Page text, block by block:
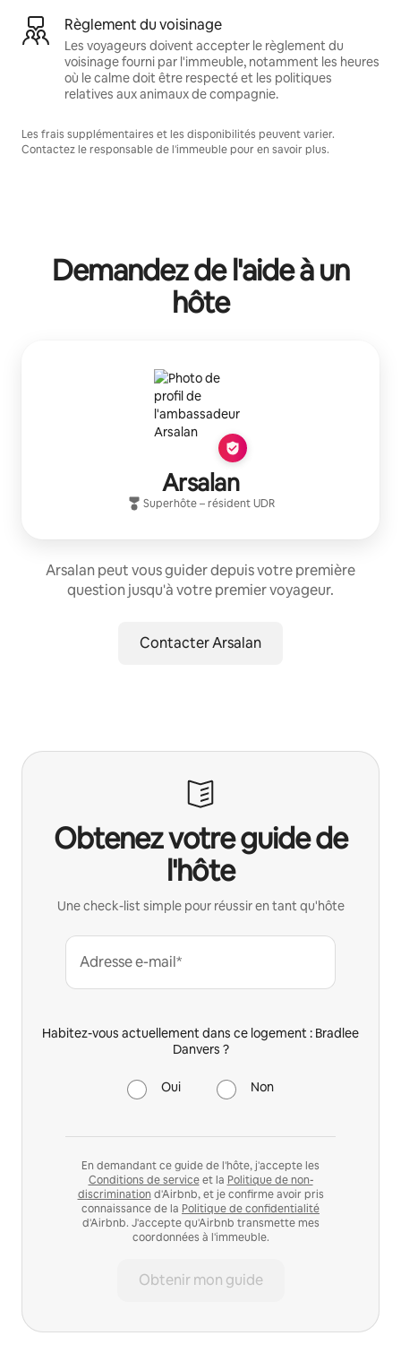
Règlement du voisinage
Les voyageurs doivent accepter le règlement du
voisinage fourni par l'immeuble, notamment les heures
où le calme doit être respecté et les politiques
relatives aux animaux de compagnie.
Les frais supplémentaires et les disponibilités peuvent varier.
Contactez le responsable de l'immeuble pour en savoir plus.
Demandez de l'aide à un
hôte
Arsalan
Superhôte– résidentUDR
Arsalan peut vous guider depuis votre première
question jusqu'à votre premier voyageur.
Contacter Arsalan
Obtenez votre guide de
l'hôte
Une check-list simple pour réussir en tant qu'hôte
Adresse e-mail*
Habitez-vous actuellement dans ce logement : Bradlee
Danvers ?
Oui Non
En demandant ce guide de l'hôte, j'accepte les
Conditions de serviceet la Politique de non-
discrimination d'Airbnb, et je confirme avoir pris
connaissance de la Politique de confidentialité
d'Airbnb. J'accepte qu'Airbnb transmette mes
coordonnées à l'immeuble.
Obtenir mon guide